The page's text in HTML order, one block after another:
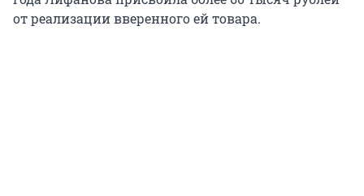
от реализации вверенного ей товара.